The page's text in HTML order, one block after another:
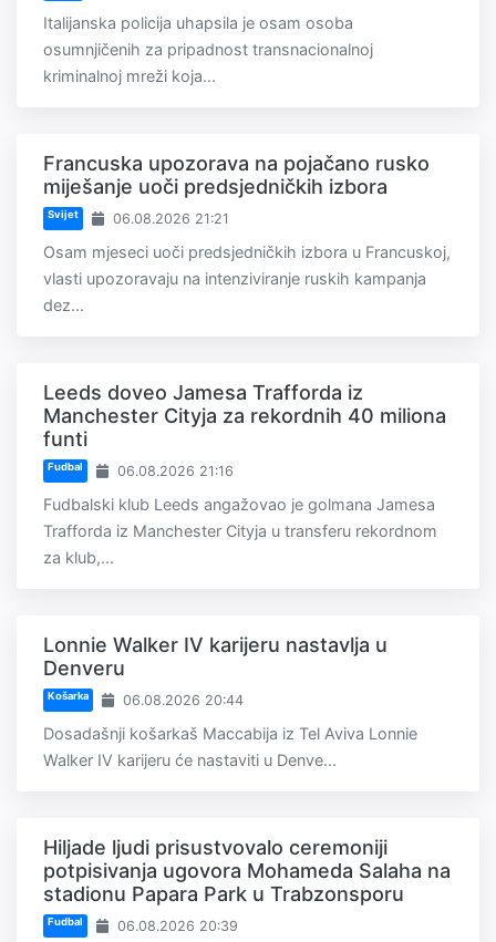
Italijanska policija uhapsila je osam osoba
osumnjičenih za pripadnost transnacionalnoj
kriminalnoj mreži koja...
Francuska upozorava na pojačano rusko
miješanje uoči predsjedničkih izbora
Svijet 06.08.2026 21:21
Osam mjeseci uoči predsjedničkih izbora u Francuskoj,
vlasti upozoravaju na intenziviranje ruskih kampanja
dez...
Leeds doveo Jamesa Trafforda iz
Manchester Cityja za rekordnih 40 miliona
funti
Fudbal 06.08.2026 21:16
Fudbalski klub Leeds angažovao je golmana Jamesa
Trafforda iz Manchester Cityja u transferu rekordnom
za klub,...
Lonnie Walker IV karijeru nastavlja u
Denveru
Košarka 06.08.2026 20:44
Dosadašnji košarkaš Maccabija iz Tel Aviva Lonnie
Walker IV karijeru će nastaviti u Denve...
Hiljade ljudi prisustvovalo ceremoniji
potpisivanja ugovora Mohameda Salaha na
stadionu Papara Park u Trabzonsporu
Fudbal 06.08.2026 20:39